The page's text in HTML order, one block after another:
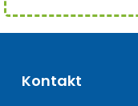
Kontakt